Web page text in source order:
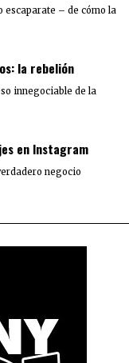
escaparate – de cómo la
la rebelión
innegociable de la
en Instagram
negocio